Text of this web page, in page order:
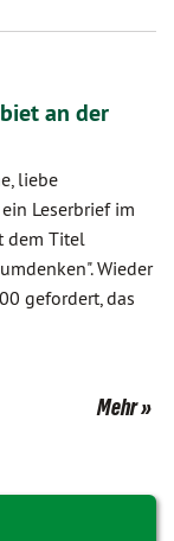
an der
liebe
Leserbrief im
dem Titel
Wieder
gefordert, das
Mehr